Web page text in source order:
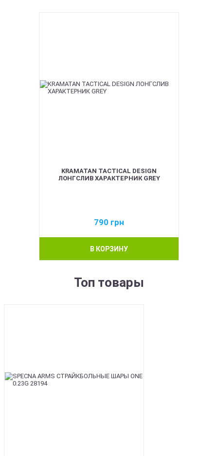
KRAMATAN TACTICAL DESIGN
ЛОНГСЛИВ ХАРАКТЕРНИК GREY
790 грн
В КОРЗИНУ
Топ товары